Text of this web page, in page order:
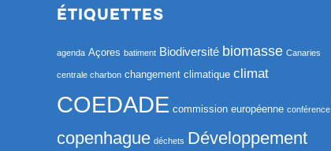
ÉTIQUETTES
agenda Açores batiment Biodiversité biomasse Canaries
centrale charbon changement climatique climat
COEDADE commission européenne conférence
copenhague déchets Développement